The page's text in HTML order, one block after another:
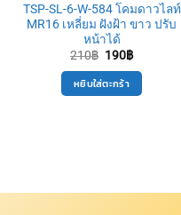
TSP-SL-6-W-584 โคมดาวไลท์
MR16 เหลี่ยม ฝังฝ้า ขาว ปรับ
หน้าได้
210฿ Original
was:
210฿.
190฿Current
is:
หยิบใส่ตะกร้า